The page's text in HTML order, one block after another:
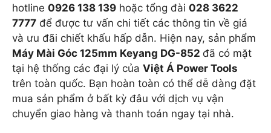
hotline 0926 138 139 hoặc tổng đài 028 3622
7777 để được tư vấn chi tiết các thông tin về giá
và ưu đãi chiết khấu hấp dẫn. Hiện nay, sản phẩm
Máy Mài Góc 125mm Keyang DG-852 đã có mặt
tại hệ thống các đại lý của Việt Á Power Tools
trên toàn quốc. Bạn hoàn toàn có thể dễ dàng đặt
mua sản phẩm ở bất kỳ đâu với dịch vụ vận
chuyển giao hàng và thanh toán ngay tại nhà.